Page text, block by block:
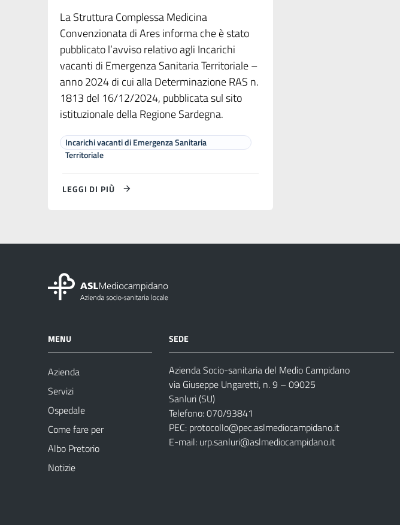
La Struttura Complessa Medicina
Convenzionata di Ares informa che è stato
pubblicato l’avviso relativo agli Incarichi
vacanti di Emergenza Sanitaria Territoriale –
anno 2024 di cui alla Determinazione RAS n.
1813 del 16/12/2024, pubblicata sul sito
istituzionale della Regione Sardegna.
Incarichi vacanti di Emergenza Sanitaria
Territoriale
LEGGI DI PIÙ
MENU
Azienda
Servizi
Ospedale
Come fare per
Albo Pretorio
Notizie
SEDE
Azienda Socio-sanitaria del Medio Campidano
via Giuseppe Ungaretti, n. 9 – 09025
Sanluri (SU)
Telefono: 070/93841
PEC: protocollo@pec.aslmediocampidano.it
E-mail: urp.sanluri@aslmediocampidano.it